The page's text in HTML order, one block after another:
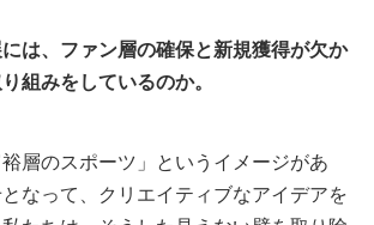
は、ファン層の確保と新規獲得が欠か
組みをしているのか。
層のスポーツ」というイメージがあ
なって、クリエイティブなアイデアを